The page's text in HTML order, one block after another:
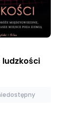
ludzkości